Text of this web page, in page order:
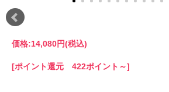
価格:14,080円(税込)
[ポイント還元 422ポイント～]